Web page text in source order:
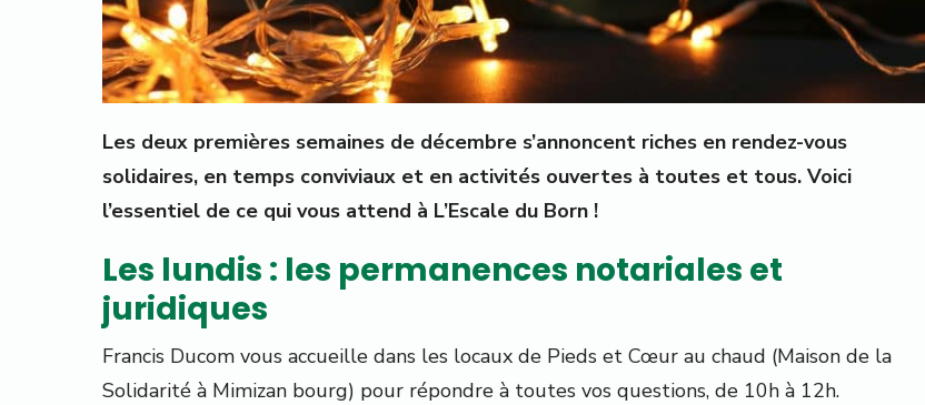
Les deux premières semaines de décembre s’annoncent riches en rendez-vous
solidaires, en temps conviviaux et en activités ouvertes à toutes et tous. Voici
l’essentiel de ce qui vous attend à L’Escale du Born !
Les lundis : les permanences notariales et
juridiques
Francis Ducom vous accueille dans les locaux de Pieds et Cœur au chaud (Maison de la
Solidarité à Mimizan bourg) pour répondre à toutes vos questions, de 10h à 12h.